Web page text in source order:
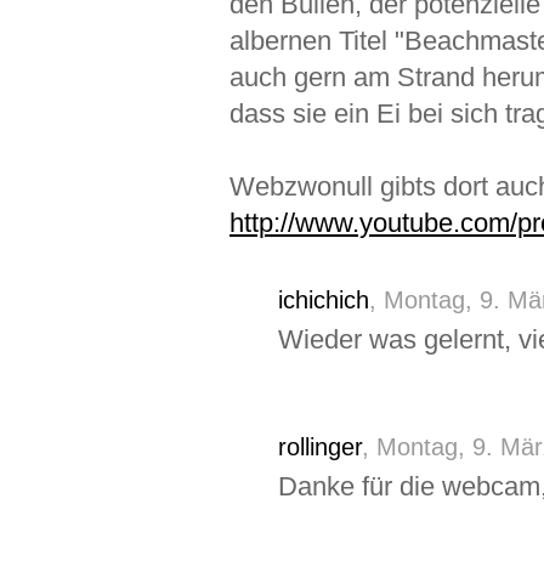
albernen Titel
auch gern am Strand
dass sie ein Ei bei sich
Webzwonull gibts dort
http://www.youtube.com/
ichichich, Montag, 9.
Wieder was gelernt,
rollinger, Montag, 9.
Danke für die